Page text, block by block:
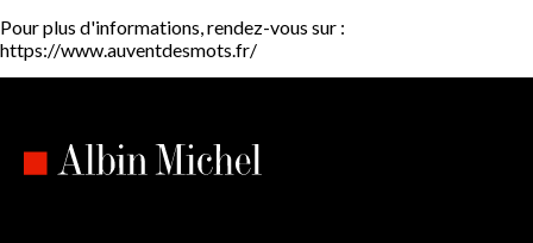
Pour plus d'informations, rendez-vous sur :
https://www.auventdesmots.fr/